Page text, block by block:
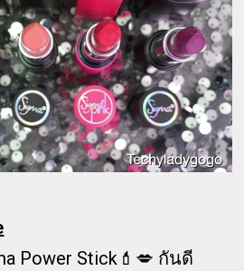
Power Stick💄💋 กันดี